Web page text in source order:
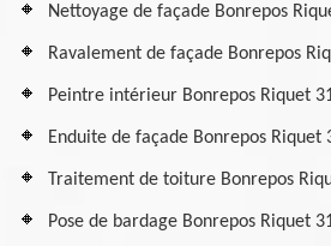
Nettoyage de façade Bonrepos
Ravalement de façade Bonrepos
Peintre intérieur Bonrepos Riquet
Enduite de façade Bonrepos Riquet
Traitement de toiture Bonrepos
Pose de bardage Bonrepos Riquet